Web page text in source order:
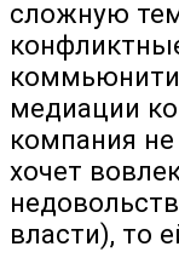
сложную
медиации
компания
хочет
власти), то